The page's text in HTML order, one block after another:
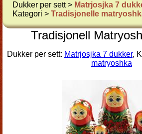
Dukker per sett > Matrjosjka 7
Kategori > Tradisjonelle
Tradisjonell
Dukker per sett: Matrjosjka 7 dukker,
matryoshka